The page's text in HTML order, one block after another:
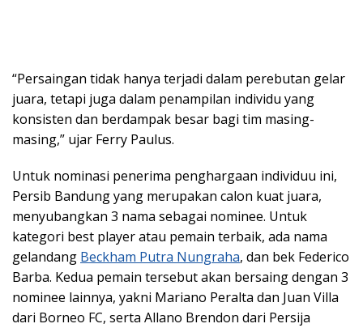
“Persaingan tidak hanya terjadi dalam perebutan gelar
juara, tetapi juga dalam penampilan individu yang
konsisten dan berdampak besar bagi tim masing-
masing,” ujar Ferry Paulus.
Untuk nominasi penerima penghargaan individuu ini,
Persib Bandung yang merupakan calon kuat juara,
menyubangkan 3 nama sebagai nominee. Untuk
kategori best player atau pemain terbaik, ada nama
gelandang Beckham Putra Nungraha, dan bek Federico
Barba. Kedua pemain tersebut akan bersaing dengan 3
nominee lainnya, yakni Mariano Peralta dan Juan Villa
dari Borneo FC, serta Allano Brendon dari Persija